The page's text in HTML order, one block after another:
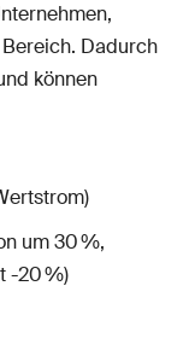
Dadurch
können
um 30 %,
-20 %)